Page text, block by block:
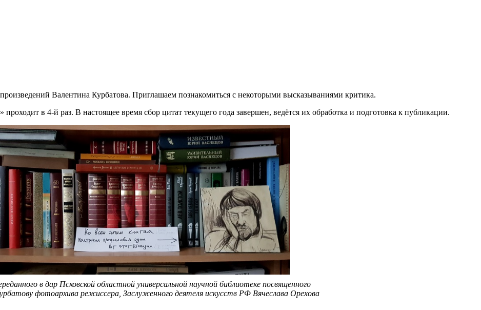
Валентина Курбатова. Приглашаем познакомиться с некоторыми высказываниями критика.
в 4-й раз. В настоящее время сбор цитат текущего года завершен, ведётся их обработка и подготовка к публикации.
в дар Псковской областной универсальной научной библиотеке посвященного
фотоархива режиссера, Заслуженного деятеля искусств РФ Вячеслава Орехова